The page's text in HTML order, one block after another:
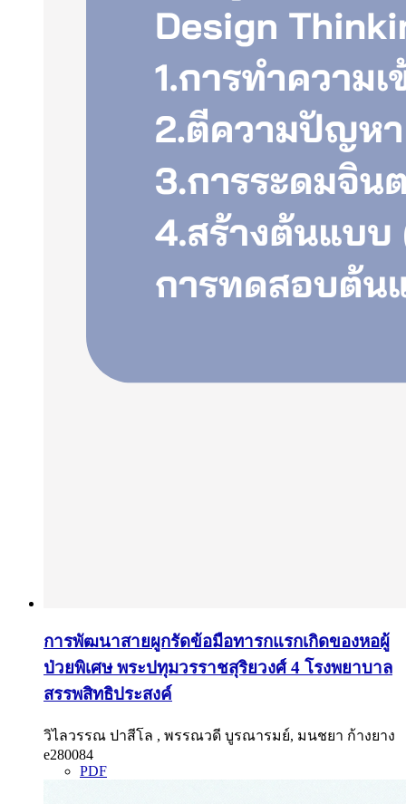
การพัฒนาสายผูกรัดข้อมือทารกแรกเกิดของหอผู้
ป่วยพิเศษ พระปทุมวรราชสุริยวงศ์ 4 โรงพยาบาล
สรรพสิทธิประสงค์
วิไลวรรณ ปาสีโล , พรรณวดี บูรณารมย์, มนชยา ก้างยาง
e280084
PDF